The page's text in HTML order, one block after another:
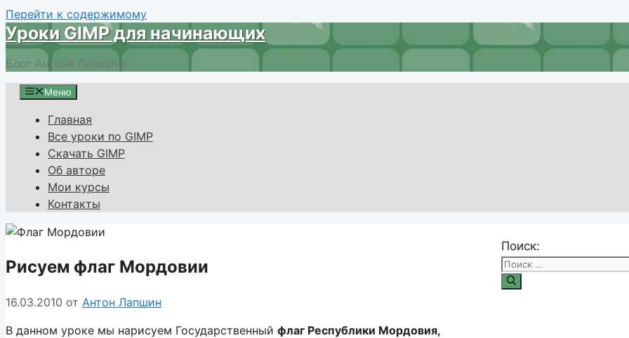
Перейти к содержимому
Уроки GIMP для начинающих
Блог Антона Лапшина
Меню
Главная
Все уроки по GIMP
Скачать GIMP
Об авторе
Мои курсы
Контакты
Рисуем флаг Мордовии
16.03.2010 от Антон Лапшин
В данном уроке мы нарисуем Государственный флаг Республики Мордовия,
Поиск: